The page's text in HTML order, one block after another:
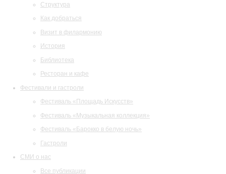
Структура
Как добраться
Визит в филармонию
История
Библиотека
Ресторан и кафе
Фестивали и гастроли
Фестиваль «Площадь Искусств»
Фестиваль «Музыкальная коллекция»
Фестиваль «Барокко в белую ночь»
Гастроли
СМИ о нас
Все публикации